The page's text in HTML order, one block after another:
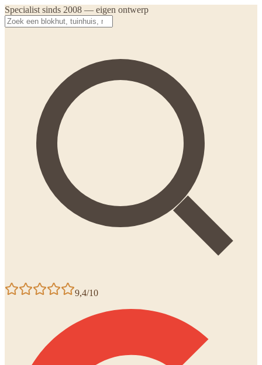
Specialist sinds 2008 — eigen ontwerp
9,4/10